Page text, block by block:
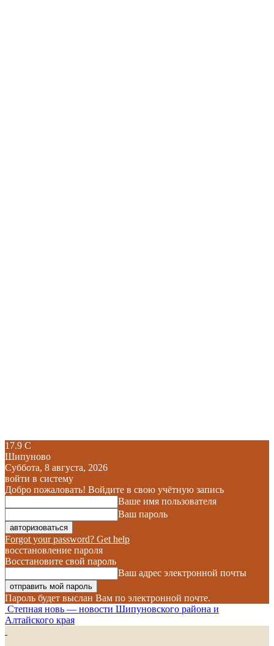
17.9 C
Шипуново
Суббота, 8 августа, 2026
войти в систему
Добро пожаловать! Войдите в свою учётную запись
Ваше имя пользователя
Ваш пароль
Forgot your password? Get help
восстановление пароля
Восстановите свой пароль
Ваш адрес электронной почты
Пароль будет выслан Вам по электронной почте.
Степная новь — новости Шипуновского района и
Алтайского края